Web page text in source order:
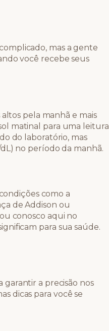
mas a gente
você recebe seus
pela manhã e mais
matinal para uma leitura
do laboratório, mas
no período da manhã.
como a
de Addison ou
conosco aqui no
para sua saúde.
garantir a precisão nos
dicas para você se